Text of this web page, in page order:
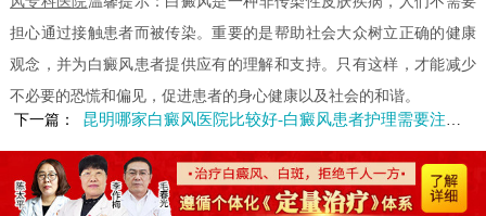
担心通过接触患者而被传染。重要的是帮助社会大众树立正确的健康
观念，并为白癜风患者提供应有的理解和支持。只有这样，才能减少
不必要的恐慌和偏见，促进患者的身心健康以及社会的和谐。
下一篇：
昆明哪家白癜风医院比较好-白癜风患者护理需要注意什么